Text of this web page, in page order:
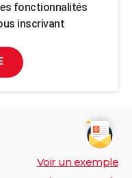
fonctionnalités
inscrivant
Voir un exemple